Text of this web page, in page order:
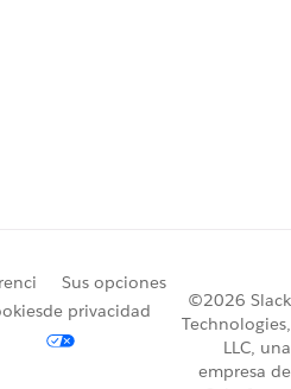
Sus opciones
de privacidad
©2026 Slack
Technologies,
LLC, una
empresa de